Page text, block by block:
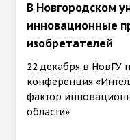
В Новгородском
инновационные
изобретателей
22 декабря в НовГУ
конференция
фактор
области»